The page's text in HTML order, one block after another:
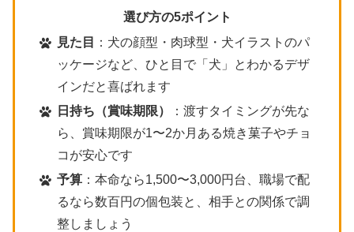
選び方の5ポイント
見た目
：犬の顔型・肉球型・犬イラストのパ
ッケージなど、ひと目で「犬」とわかるデザ
インだと喜ばれます
日持ち（賞味期限）
：渡すタイミングが先な
ら、賞味期限が1〜2か月ある焼き菓子やチョ
コが安心です
予算 ：本命なら1,500〜3,000円台、職場で配
るなら数百円の個包装と、相手との関係で調
整しましょう